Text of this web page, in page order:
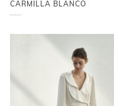
CARMILLA BLANCO